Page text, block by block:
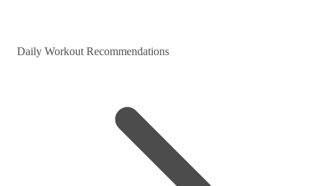
Daily Workout Recommendations